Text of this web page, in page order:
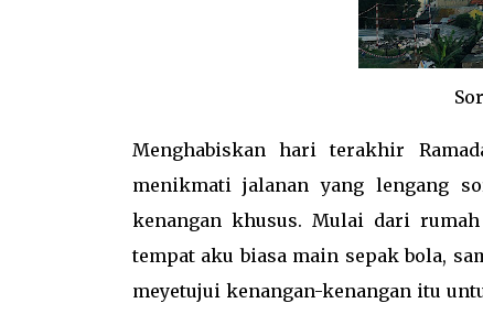
Menghabiskan hari terakhir
menikmati jalanan yang lengang
kenangan khusus. Mulai dari
tempat aku biasa main sepak bola,
meyetujui kenangan-kenangan itu